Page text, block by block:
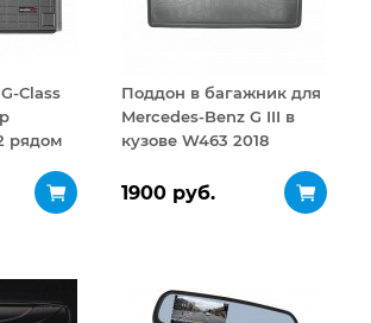
Class
рядом
Поддон в багажник для
Mercedes-Benz G III в
кузове W463 2018
1900 руб.